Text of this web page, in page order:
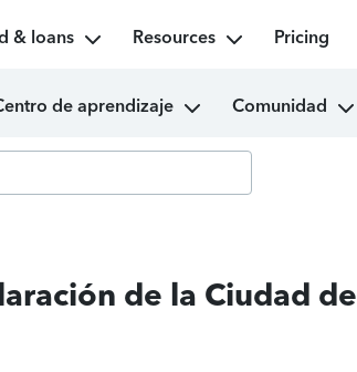
& loans Resources Pricing
de aprendizaje Comunidad
de la Ciudad de